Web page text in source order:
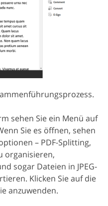
sehen Sie ein Menü auf
Sie es öffnen, sehen
– PDF-Splitting,
organisieren,
sogar Dateien in JPEG-
Klicken Sie auf die
anzuwenden.